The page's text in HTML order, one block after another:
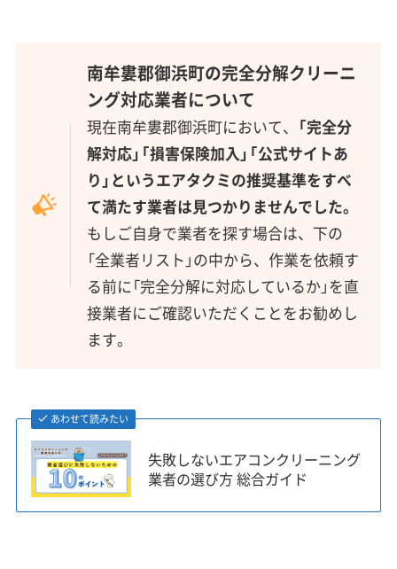
南牟婁郡御浜町の完全分解クリーニ
ング対応業者について
現在南牟婁郡御浜町において、 「完全分
解対応」「損害保険加入」「公式サイトあ
り」というエアタクミの推奨基準をすべ
て満たす業者は見つかりませんでした。
もしご自身で業者を探す場合は、下の
「全業者リスト」の中から、作業を依頼す
る前に「完全分解に対応しているか」を直
接業者にご確認いただくことをお勧めし
ます。
あわせて読みたい
失敗しないエアコンクリーニング
業者の選び方 総合ガイド